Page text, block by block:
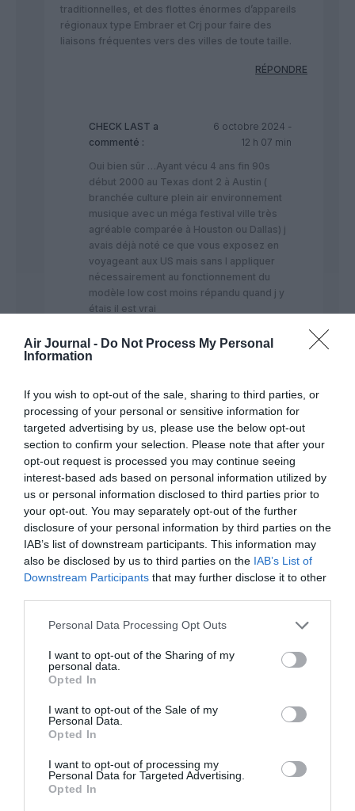
Air Journal - Do Not Process My Personal
Information
If you wish to opt-out of the sale, sharing to third parties, or
processing of your personal or sensitive information for
targeted advertising by us, please use the below opt-out
section to confirm your selection. Please note that after your
opt-out request is processed you may continue seeing
interest-based ads based on personal information utilized by
us or personal information disclosed to third parties prior to
your opt-out. You may separately opt-out of the further
disclosure of your personal information by third parties on the
IAB’s list of downstream participants. This information may
also be disclosed by us to third parties on the IAB’s List of
Downstream Participants that may further disclose it to other
Personal Data Processing Opt Outs
I want to opt-out of the Sharing of my
personal data.
Opted In
I want to opt-out of the Sale of my
Personal Data.
Opted In
I want to opt-out of processing my
Personal Data for Targeted Advertising.
Opted In
traditionnelles, et des flottes énormes d’appareils
régionaux type Embraer et Crj pour faire des
liaisons fréquentes vers des villes de toute taille.
RÉPONDRE
CHECK LAST a
commenté :
6 octobre 2024 -
12 h 07 min
Oui bien sûr …Ayant vécu 4 ans fin 90s
début 2000 au Texas dont 2 à Austin (
branchée culture plein air environnement
musique avec un méga festival ville très
agréable comparée à Houston ou Dallas) j
avais déjà noté ce que vous exposez en
voyageant aux US mais sans l appliquer
nécessairement au fonctionnement du
modèle low cost moins répandu quand j y
étais il est vrai
prix moyens des billet étaient moins chers
Continental/US airways/ Delta avec des
tarifs très compétitifs sur ces grandes
compagnies… Je n ai jamais volé low cost
(même si Southwest est très présent au
Texas) car je cumulais à l époque des
milles sur ma carte AF Fréquence plus
partenaire de Continental (et aussi de US
airways il me semble) qui a rejoint Skyteam
en 2004 pour la quitter ensuite avec l
absorption par United…Tout ça c était
avant les grands regroupements des
compagnies US et cumuler des milles était
facile vu le nombre pléthorique de
partenariats/partages de codes entre les
compagnies ..
les compagnies low cost aujourd hui avec
comparée à l Europe une moins grande
touristiques… les spots étant
essentiellement répartis sur les côtes East
ou West avec des distances considérables
beaucoup d aéroport secondaires un peu
partout desservies aussi par des filiales